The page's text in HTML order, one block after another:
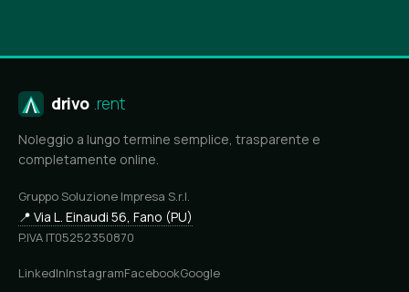
drivo .rent
Noleggio a lungo termine semplice, trasparente e
completamente online.
Gruppo Soluzione Impresa S.r.l.
📍 Via L. Einaudi 56, Fano (PU)
P.IVA IT05252350870
LinkedInInstagramFacebookGoogle